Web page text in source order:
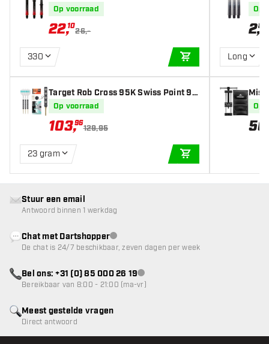
e Red - Dart Shafts
Op voorraad
22,10
26,-
330
IN WINKELWAGEN
Target Rob Cross 95K Swiss Point 9
5% - Dartpijlen
Op voorraad
103,96
129,95
23 gram
art
Op
2,85
Long
ol
Op
56
Meest gestelde vragen
Direct antwoord
Stuur een email
Antwoord binnen 1 werkdag
Chat met Dartshopperklantenservice niet beschikbaar
De chat is 24/7 beschikbaar, zeven dagen per week
Bel ons: +31 (0) 85 000 26 19klantenservice niet beschikbaar
Bereikbaar van 8:00 - 21:00 (ma-vr)